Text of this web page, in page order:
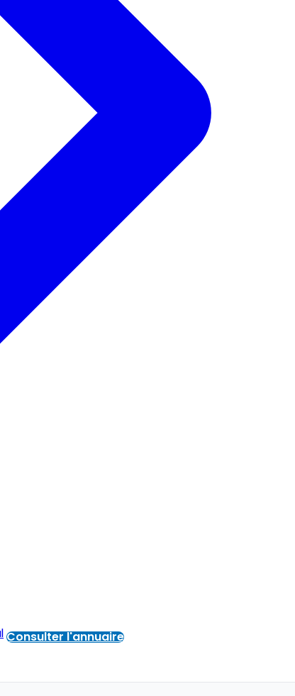
Consulter l'annuaire